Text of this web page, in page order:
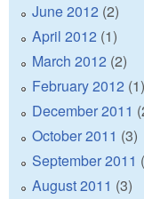
June 2012 (2)
April 2012 (1)
March 2012 (2)
February 2012 (1)
December 2011
October 2011 (3)
September 2011
August 2011 (3)